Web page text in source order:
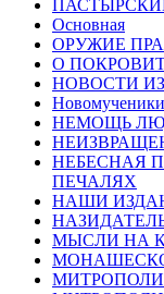
Основная
ОРУЖИЕ
О
НОВОСТИ
НЕМОЩЬ
НЕБЕСНАЯ
ПЕЧАЛЯХ
НАШИ
МЫСЛИ НА